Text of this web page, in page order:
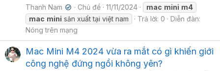
Thanh Nam ✔ Chủ đề 11/11/2024 mac mini m4
mac mini sản xuất tại việt nam Trả lời: 0
Diễn đàn:
Nóng trên mạng
Mac Mini M4 2024 vừa ra mắt có gì khiến giới
công nghệ đứng ngồi không yên?